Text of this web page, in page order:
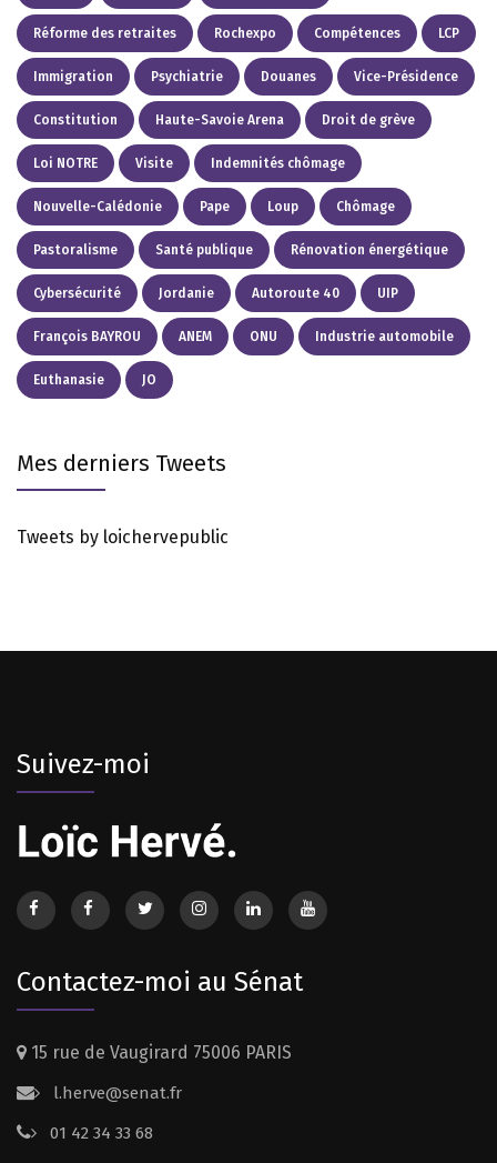
Réforme des retraites Rochexpo Compétences LCP
Immigration Psychiatrie Douanes Vice-Présidence
Constitution Haute-Savoie Arena Droit de grève
Loi NOTRE Visite Indemnités chômage
Nouvelle-Calédonie Pape Loup Chômage
Pastoralisme Santé publique Rénovation énergétique
Cybersécurité Jordanie Autoroute 40 UIP
François BAYROU ANEM ONU Industrie automobile
Euthanasie JO
Mes derniers Tweets
Tweets by loichervepublic
Suivez-moi
Contactez-moi au Sénat
15 rue de Vaugirard 75006 PARIS
l.herve@senat.fr
01 42 34 33 68